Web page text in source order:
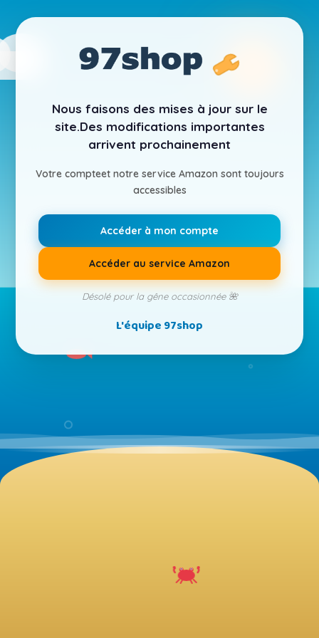
Nous faisons des mises à jour sur le
site.Des modifications importantes
arrivent prochainement
Votre compteet notre service Amazon sont toujours
accessibles
Accéder à mon compte
Accéder au service Amazon
Désolé pour la gêne occasionnée 🌺
L'équipe 97shop